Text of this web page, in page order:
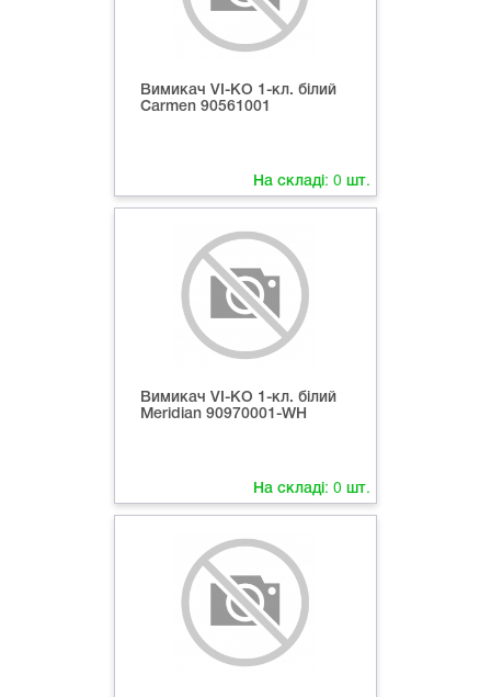
Вимикач VI-KO 1-кл. білий
Carmen 90561001
На складі: 0 шт.
Вимикач VI-KO 1-кл. білий
Meridian 90970001-WH
На складі: 0 шт.